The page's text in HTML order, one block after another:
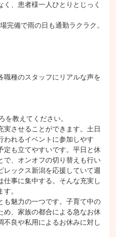
く、患者様一人ひとりとじっく
完備で雨の日も通勤ラクラク。
職種のスタッフにリアルな声を
を教えてください。
させることができます。土日
われるイベントに参加しやす
定も立てやすいです。平日と休
で、オンオフの切り替えも行い
ックス新潟を応援していて週
事に集中する。そんな充実し
。
も魅力の一つです。子育て中の
め、家族の都合による急なお休
良や私用によるお休みに対し